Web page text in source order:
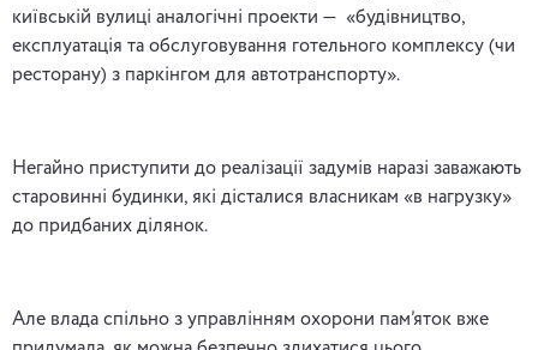
київській вулиці аналогічні проекти — «будівництво,
експлуатація та обслуговування готельного комплексу (чи
ресторану) з паркінгом для автотранспорту».
Негайно приступити до реалізації задумів наразі заважають
старовинні будинки, які дісталися власникам «в нагрузку»
до придбаних ділянок.
Але влада спільно з управлінням охорони пам’яток вже